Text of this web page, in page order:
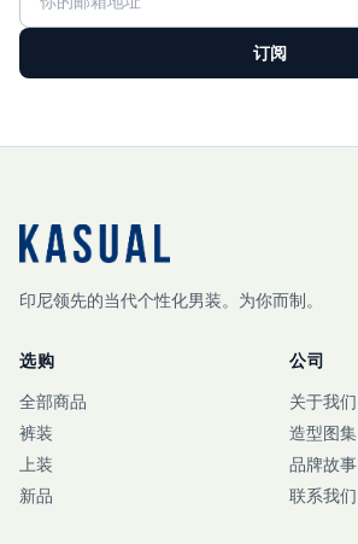
订阅
印尼领先的当代个性化男装。为你而制。
选购
全部商品
裤装
上装
新品
公司
关于我们
造型图集
品牌故事
联系我们